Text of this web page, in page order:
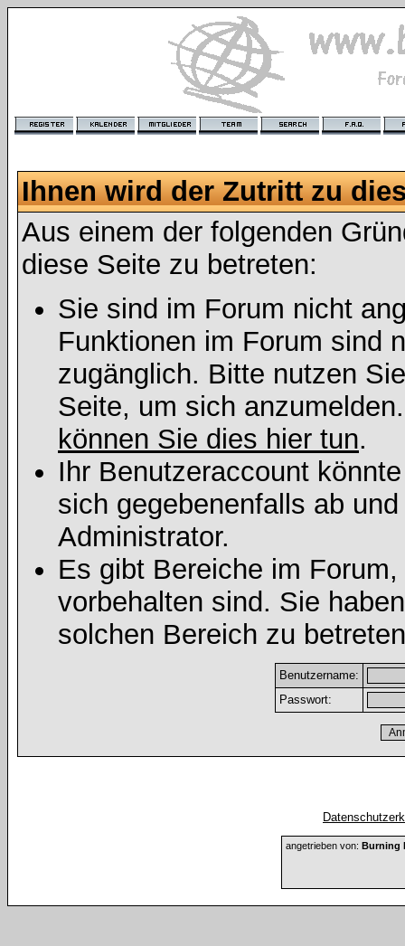
Ihnen wird der Zutritt zu
Aus einem der folgenden
diese Seite zu betreten:
Sie sind im Forum nicht
Funktionen im Forum sind
zugänglich. Bitte nutzen
Seite, um sich
können Sie dies hier tun.
Ihr Benutzeraccount
sich gegebenenfalls ab
Administrator.
Es gibt Bereiche im
vorbehalten sind. Sie
solchen Bereich zu
Benutzername:
Passwort:
angetrieben von: Burning